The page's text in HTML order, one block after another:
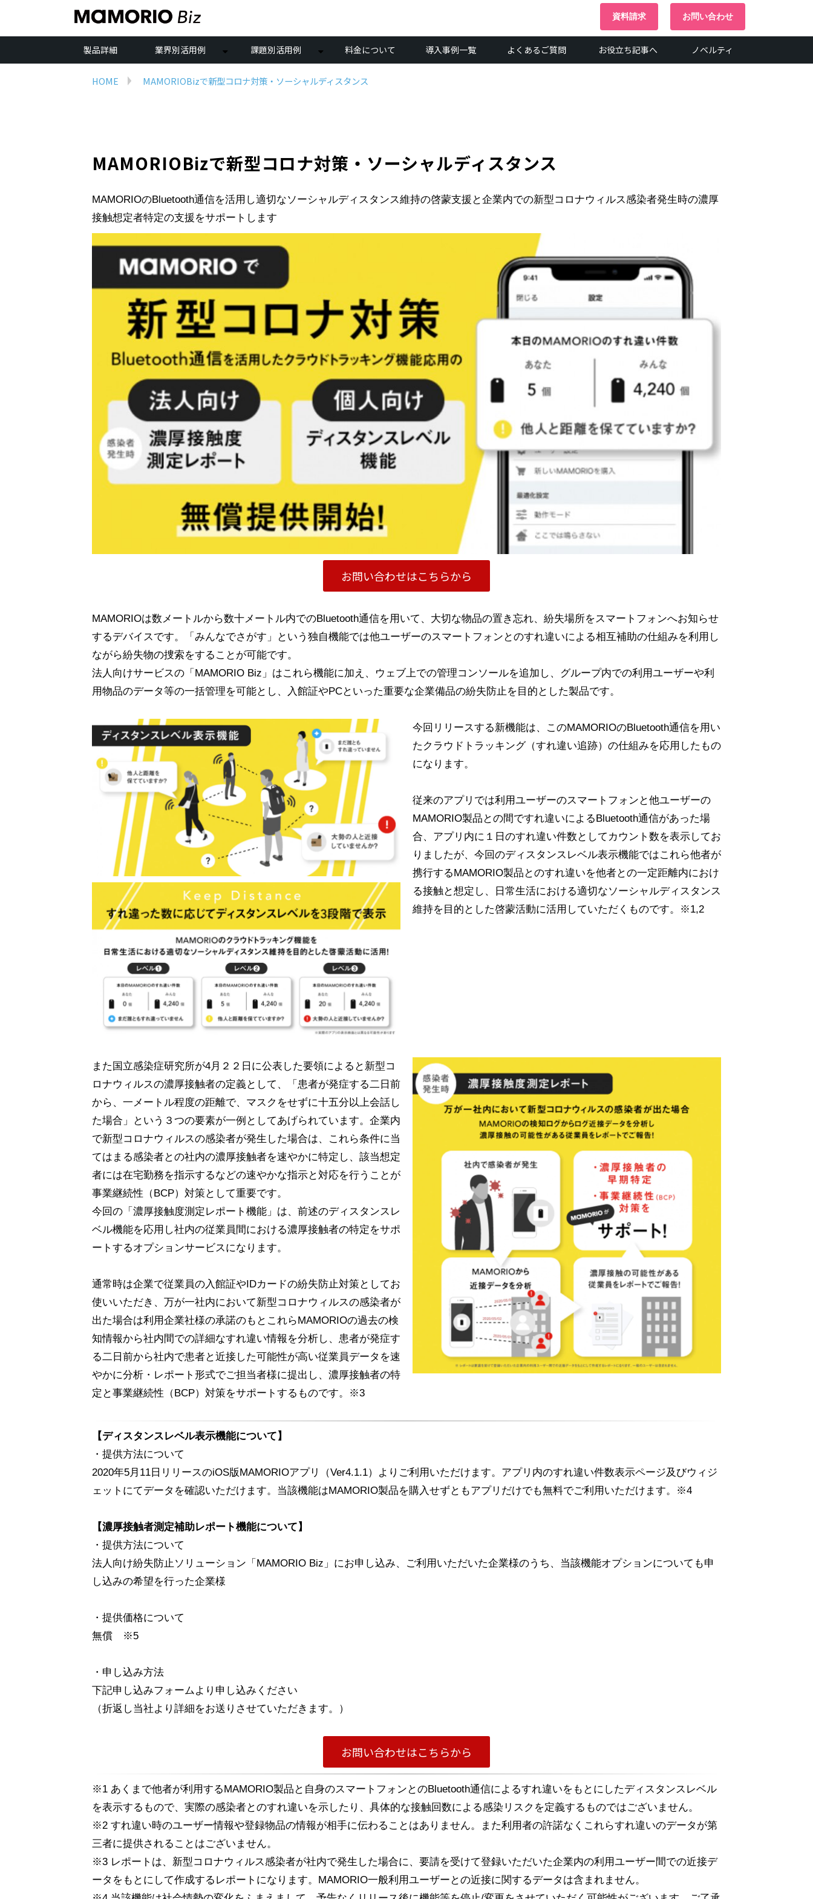
資料請求 お問い合わせ
製品詳細 業界別活用例 課題別活用例 料金について 導入事例一覧 よくあるご質問 お役立ち記事へ ノベルティ
HOME MAMORIOBizで新型コロナ対策・ソーシャルディスタンス
MAMORIOBizで新型コロナ対策・ソーシャルディスタンス
MAMORIOのBluetooth通信を活用し適切なソーシャルディスタンス維持の啓蒙支援と企業内での新型コロナウィルス感染者発生時の濃厚
接触想定者特定の支援をサポートします
お問い合わせはこちらから
MAMORIOは数メートルから数十メートル内でのBluetooth通信を用いて、大切な物品の置き忘れ、紛失場所をスマートフォンへお知らせ
するデバイスです。「みんなでさがす」という独自機能では他ユーザーのスマートフォンとのすれ違いによる相互補助の仕組みを利用し
ながら紛失物の捜索をすることが可能です。
法人向けサービスの「MAMORIO Biz」はこれら機能に加え、ウェブ上での管理コンソールを追加し、グループ内での利用ユーザーや利
用物品のデータ等の一括管理を可能とし、入館証やPCといった重要な企業備品の紛失防止を目的とした製品です。
今回リリースする新機能は、このMAMORIOのBluetooth通信を用い
たクラウドトラッキング（すれ違い追跡）の仕組みを応用したもの
になります。
従来のアプリでは利用ユーザーのスマートフォンと他ユーザーの
MAMORIO製品との間ですれ違いによるBluetooth通信があった場
合、アプリ内に１日のすれ違い件数としてカウント数を表示してお
りましたが、今回のディスタンスレベル表示機能ではこれら他者が
携行するMAMORIO製品とのすれ違いを他者との一定距離内におけ
る接触と想定し、日常生活における適切なソーシャルディスタンス
維持を目的とした啓蒙活動に活用していただくものです。※1,2
また国立感染症研究所が4月２２日に公表した要領によると新型コ
ロナウィルスの濃厚接触者の定義として、「患者が発症する二日前
から、一メートル程度の距離で、マスクをせずに十五分以上会話し
た場合」という３つの要素が一例としてあげられています。企業内
で新型コロナウィルスの感染者が発生した場合は、これら条件に当
てはまる感染者との社内の濃厚接触者を速やかに特定し、該当想定
者には在宅勤務を指示するなどの速やかな指示と対応を行うことが
事業継続性（BCP）対策として重要です。
今回の「濃厚接触度測定レポート機能」は、前述のディスタンスレ
ベル機能を応用し社内の従業員間における濃厚接触者の特定をサポ
ートするオプションサービスになります。
通常時は企業で従業員の入館証やIDカードの紛失防止対策としてお
使いいただき、万が一社内において新型コロナウィルスの感染者が
出た場合は利用企業社様の承諾のもとこれらMAMORIOの過去の検
知情報から社内間での詳細なすれ違い情報を分析し、患者が発症す
る二日前から社内で患者と近接した可能性が高い従業員データを速
やかに分析・レポート形式でご担当者様に提出し、濃厚接触者の特
定と事業継続性（BCP）対策をサポートするものです。※3
【ディスタンスレベル表示機能について】
・提供方法について
2020年5月11日リリースのiOS版MAMORIOアプリ（Ver4.1.1）よりご利用いただけます。アプリ内のすれ違い件数表示ページ及びウィジ
ェットにてデータを確認いただけます。当該機能はMAMORIO製品を購入せずともアプリだけでも無料でご利用いただけます。※4
【濃厚接触者測定補助レポート機能について】
・提供方法について
法人向け紛失防止ソリューション「MAMORIO Biz」にお申し込み、ご利用いただいた企業様のうち、当該機能オプションについても申
し込みの希望を行った企業様
・提供価格について
無償 ※5
・申し込み方法
下記申し込みフォームより申し込みください
（折返し当社より詳細をお送りさせていただきます。）
お問い合わせはこちらから
※1 あくまで他者が利用するMAMORIO製品と自身のスマートフォンとのBluetooth通信によるすれ違いをもとにしたディスタンスレベル
を表示するもので、実際の感染者とのすれ違いを示したり、具体的な接触回数による感染リスクを定義するものではございません。
※2 すれ違い時のユーザー情報や登録物品の情報が相手に伝わることはありません。また利用者の許諾なくこれらすれ違いのデータが第
三者に提供されることはございません。
※3 レポートは、新型コロナウィルス感染者が社内で発生した場合に、要請を受けて登録いただいた企業内の利用ユーザー間での近接デ
ータをもとにして作成するレポートになります。MAMORIO一般利用ユーザーとの近接に関するデータは含まれません。